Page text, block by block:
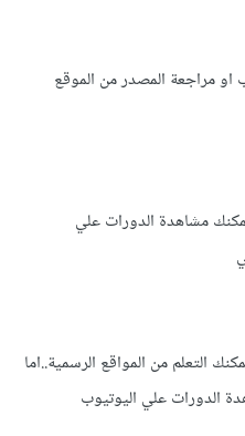
مراجعة المصدر من الموقع
مشاهدة الدورات علي
التعلم من المواقع الرسمية..اما
الدورات علي اليوتيوب